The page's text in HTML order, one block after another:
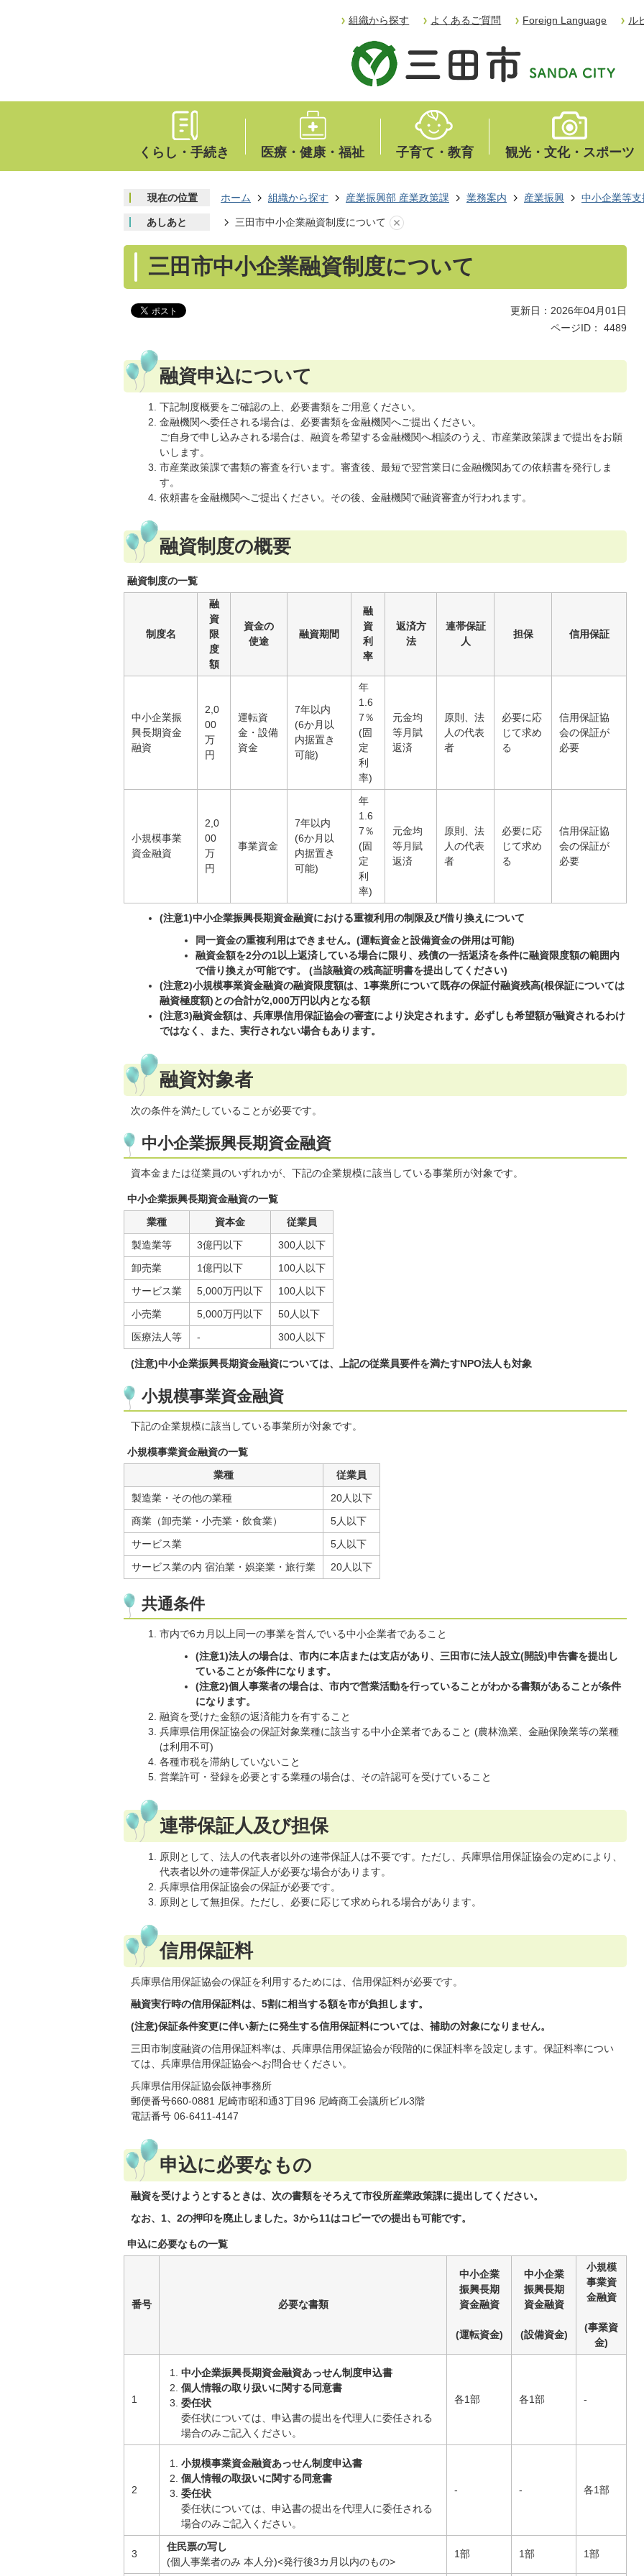
組織から探す よくあるご質問 Foreign Language ル
くらし・手続き 医療・健康・福祉 子育て・教育 観光・文化・スポーツ
現在の位置 ホーム 組織から探す 産業振興部 産業政策課 業務案内 産業振興 中小企業等支
あしあと 三田市中小企業融資制度について
三田市中小企業融資制度について
更新日：2026年04月01日
ページID：
4489
融資申込について
下記制度概要をご確認の上、必要書類をご用意ください。
金融機関へ委任される場合は、必要書類を金融機関へご提出ください。
ご自身で申し込みされる場合は、融資を希望する金融機関へ相談のうえ、市産業政策課まで提出をお願
いします。
市産業政策課で書類の審査を行います。審査後、最短で翌営業日に金融機関あての依頼書を発行しま
す。
依頼書を金融機関へご提出ください。その後、金融機関で融資審査が行われます。
融資制度の概要
融資制度の一覧
制度名
融
資
限
度
額
資金の
使途
融資期間
融
資
利
率
返済方
法
連帯保証
人
担保 信用保証
中小企業振
興長期資金
融資
2,0
00
万
円
運転資
金・設備
資金
7年以内
(6か月以
内据置き
可能)
年
1.6
7％
(固
定
利
率)
元金均
等月賦
返済
原則、法
人の代表
者
必要に応
じて求め
る
信用保証協
会の保証が
必要
小規模事業
資金融資
2,0
00
万
円
事業資金
7年以内
(6か月以
内据置き
可能)
年
1.6
7％
(固
定
利
率)
元金均
等月賦
返済
原則、法
人の代表
者
必要に応
じて求め
る
信用保証協
会の保証が
必要
(注意1)中小企業振興長期資金融資における重複利用の制限及び借り換えについて
同一資金の重複利用はできません。(運転資金と設備資金の併用は可能)
融資金額を2分の1以上返済している場合に限り、残債の一括返済を条件に融資限度額の範囲内
で借り換えが可能です。 (当該融資の残高証明書を提出してください)
(注意2)小規模事業資金融資の融資限度額は、1事業所について既存の保証付融資残高(根保証については
融資極度額)との合計が2,000万円以内となる額
(注意3)融資金額は、兵庫県信用保証協会の審査により決定されます。必ずしも希望額が融資されるわけ
ではなく、また、実行されない場合もあります。
融資対象者
次の条件を満たしていることが必要です。
中小企業振興長期資金融資
資本金または従業員のいずれかが、下記の企業規模に該当している事業所が対象です。
中小企業振興長期資金融資の一覧
業種
資本金
従業員
製造業等
3億円以下
300人以下
卸売業
1億円以下
100人以下
サービス業
5,000万円以下
100人以下
小売業
5,000万円以下
50人以下
医療法人等
- 300人以下
(注意)中小企業振興長期資金融資については、上記の従業員要件を満たすNPO法人も対象
小規模事業資金融資
下記の企業規模に該当している事業所が対象です。
小規模事業資金融資の一覧
業種
従業員
製造業・その他の業種
20人以下
商業（卸売業・小売業・飲食業）
5人以下
サービス業
5人以下
サービス業の内 宿泊業・娯楽業・旅行業
20人以下
共通条件
市内で6カ月以上同一の事業を営んでいる中小企業者であること
(注意1)法人の場合は、市内に本店または支店があり、三田市に法人設立(開設)申告書を提出し
ていることが条件になります。
(注意2)個人事業者の場合は、市内で営業活動を行っていることがわかる書類があることが条件
になります。
融資を受けた金額の返済能力を有すること
兵庫県信用保証協会の保証対象業種に該当する中小企業者であること (農林漁業、金融保険業等の業種
は利用不可)
各種市税を滞納していないこと
営業許可・登録を必要とする業種の場合は、その許認可を受けていること
連帯保証人及び担保
原則として、法人の代表者以外の連帯保証人は不要です。ただし、兵庫県信用保証協会の定めにより、
代表者以外の連帯保証人が必要な場合があります。
兵庫県信用保証協会の保証が必要です。
原則として無担保。ただし、必要に応じて求められる場合があります。
信用保証料
兵庫県信用保証協会の保証を利用するためには、信用保証料が必要です。
融資実行時の信用保証料は、5割に相当する額を市が負担します。
(注意)保証条件変更に伴い新たに発生する信用保証料については、補助の対象になりません。
三田市制度融資の信用保証料率は、兵庫県信用保証協会が段階的に保証料率を設定します。保証料率につい
ては、兵庫県信用保証協会へお問合せください。
兵庫県信用保証協会阪神事務所
郵便番号660-0881 尼崎市昭和通3丁目96 尼崎商工会議所ビル3階
電話番号 06-6411-4147
申込に必要なもの
融資を受けようとするときは、次の書類をそろえて市役所産業政策課に提出してください。
なお、1、2の押印を廃止しました。3から11はコピーでの提出も可能です。
申込に必要なもの一覧
番号 必要な書類
中小企業
振興長期
資金融資
(運転資金)
中小企業
振興長期
資金融資
(設備資金)
小規模
事業資
金融資
(事業資
金)
1
中小企業振興長期資金融資あっせん制度申込書
個人情報の取り扱いに関する同意書
委任状
委任状については、申込書の提出を代理人に委任される
場合のみご記入ください。
各1部 各1部 -
2
小規模事業資金融資あっせん制度申込書
個人情報の取扱いに関する同意書
委任状
委任状については、申込書の提出を代理人に委任される
場合のみご記入ください。
- - 各1部
3
住民票の写し
(個人事業者のみ 本人分)<発行後3カ月以内のもの>
1部 1部 1部